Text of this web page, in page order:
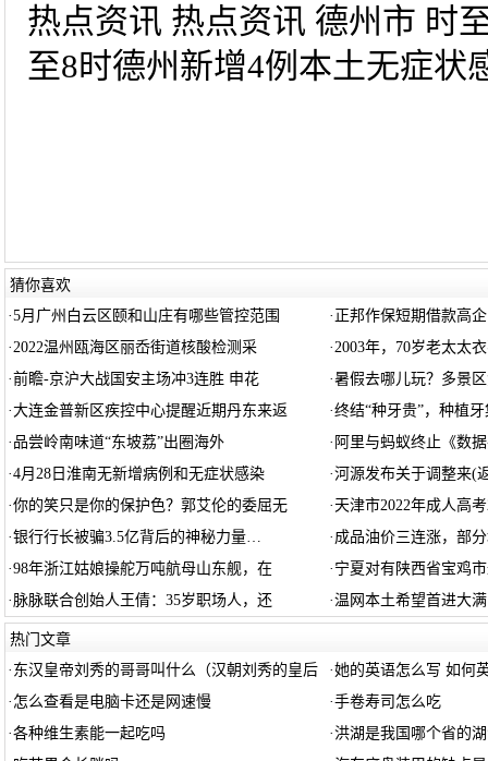
热点资讯 热点资讯 德州市 时
至8时德州新增4例本土无症状
猜你喜欢
·5月广州白云区颐和山庄有哪些管控范围 · 正邦作保短期借款高
·2022温州瓯海区丽岙街道核酸检测采 ·2003年，70岁老太太
·前瞻-京沪大战国安主场冲3连胜 申花 ·暑假去哪儿玩？多景
·大连金普新区疾控中心提醒近期丹东来返 ·终结“种牙贵”，种植
· 品尝岭南味道“东坡荔”出圈海外 · 阿里与蚂蚁终止《数
·4月28日淮南无新增病例和无症状感染 ·河源发布关于调整来(
·你的笑只是你的保护色？郭艾伦的委屈无 · 天津市2022年成人高
·银行行长被骗3.5亿背后的神秘力量… · 成品油价三连涨，部
·98年浙江姑娘操舵万吨航母山东舰，在 · 宁夏对有陕西省宝鸡
·脉脉联合创始人王倩：35岁职场人，还 ·温网本土希望首进大
热门文章
· 东汉皇帝刘秀的哥哥叫什么（汉朝刘秀的皇后 ·她的英语怎么写 如何
· 怎么查看是电脑卡还是网速慢 ·手卷寿司怎么吃
·各种维生素能一起吃吗 ·洪湖是我国哪个省的